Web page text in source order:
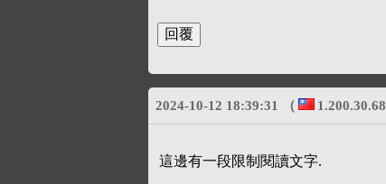
2024-10-12 18:39:31 （ 1.200.30.68
這邊有一段限制閱讀文字.